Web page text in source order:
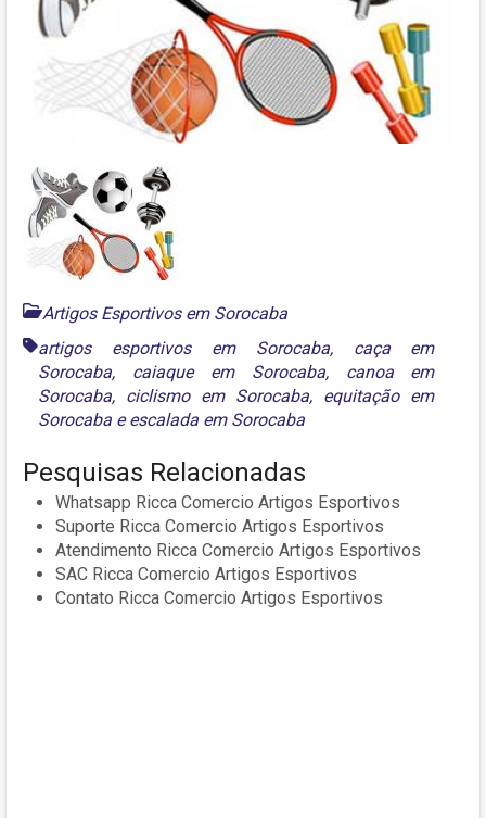
Artigos Esportivos em Sorocaba
artigos esportivos em Sorocaba, caça em
Sorocaba, caiaque em Sorocaba, canoa em
Sorocaba, ciclismo em Sorocaba, equitação em
Sorocaba eescalada em Sorocaba
Pesquisas Relacionadas
Whatsapp Ricca Comercio Artigos Esportivos
Suporte Ricca Comercio Artigos Esportivos
Atendimento Ricca Comercio Artigos Esportivos
SAC Ricca Comercio Artigos Esportivos
Contato Ricca Comercio Artigos Esportivos